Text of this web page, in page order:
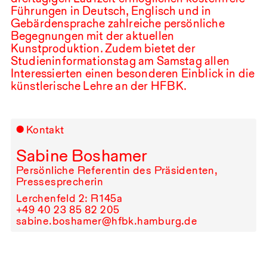
Führungen in Deutsch, Englisch und in
Gebärdensprache zahlreiche persönliche
Begegnungen mit der aktuellen
Kunstproduktion. Zudem bietet der
Studieninformationstag am Samstag allen
Interessierten einen besonderen Einblick in die
künstlerische Lehre an der HFBK.
Kontakt
Sabine Boshamer
Persönliche Referentin des Präsidenten,
Pressesprecherin
Lerchenfeld 2: R⁠ ⁠145a
+49⁠ ⁠40⁠ ⁠23⁠ ⁠85⁠ ⁠82⁠ ⁠205
sabine.boshamer@hfbk.hamburg.de